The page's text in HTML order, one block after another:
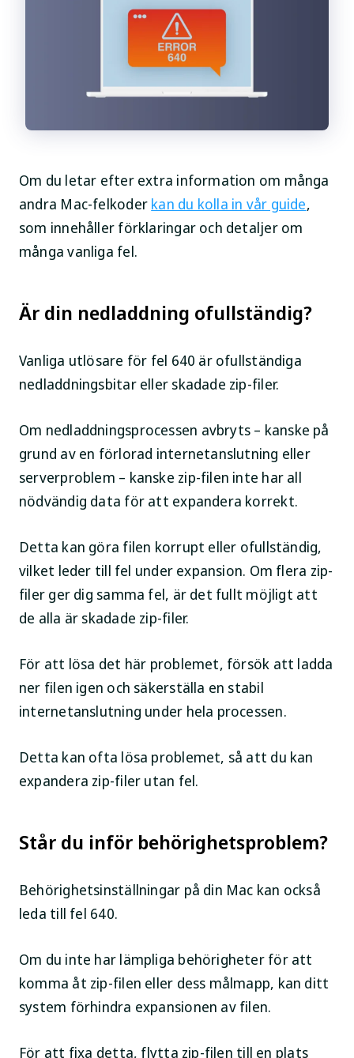
Om du letar efter extra information om många
andra Mac-felkoder kan du kolla in vår guide,
som innehåller förklaringar och detaljer om
många vanliga fel.
Är din nedladdning ofullständig?
Vanliga utlösare för fel 640 är ofullständiga
nedladdningsbitar eller skadade zip-filer.
Om nedladdningsprocessen avbryts – kanske på
grund av en förlorad internetanslutning eller
serverproblem – kanske zip-filen inte har all
nödvändig data för att expandera korrekt.
Detta kan göra filen korrupt eller ofullständig,
vilket leder till fel under expansion. Om flera zip-
filer ger dig samma fel, är det fullt möjligt att
de alla är skadade zip-filer.
För att lösa det här problemet, försök att ladda
ner filen igen och säkerställa en stabil
internetanslutning under hela processen.
Detta kan ofta lösa problemet, så att du kan
expandera zip-filer utan fel.
Står du inför behörighetsproblem?
Behörighetsinställningar på din Mac kan också
leda till fel 640.
Om du inte har lämpliga behörigheter för att
komma åt zip-filen eller dess målmapp, kan ditt
system förhindra expansionen av filen.
För att fixa detta, flytta zip-filen till en plats